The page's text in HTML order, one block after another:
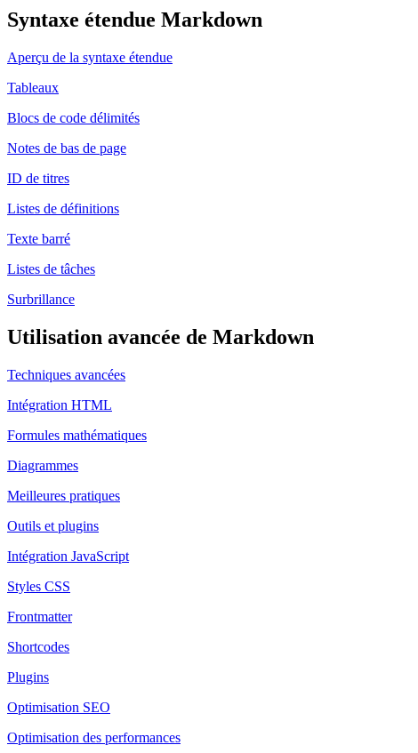
Syntaxe étendue Markdown
Aperçu de la syntaxe étendue
Tableaux
Blocs de code délimités
Notes de bas de page
ID de titres
Listes de définitions
Texte barré
Listes de tâches
Surbrillance
Utilisation avancée de Markdown
Techniques avancées
Intégration HTML
Formules mathématiques
Diagrammes
Meilleures pratiques
Outils et plugins
Intégration JavaScript
Styles CSS
Frontmatter
Shortcodes
Plugins
Optimisation SEO
Optimisation des performances